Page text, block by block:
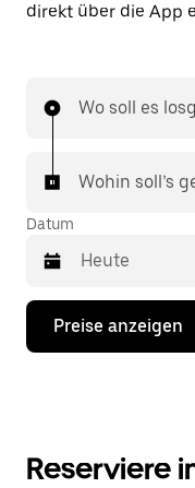
direkt über die App
Wo soll es
Wohin soll’s
Datum
Drücke
Nach-
Kalender
Preise anzeigen
Reserviere